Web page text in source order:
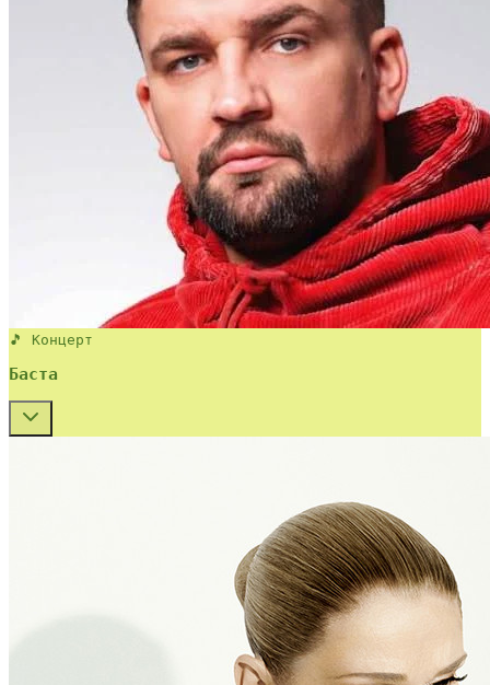
🎵 Концерт
Баста